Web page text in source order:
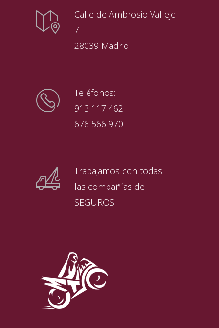
Calle de Ambrosio Vallejo
7
28039 Madrid
Teléfonos:
913 117 462
676 566 970
Trabajamos con todas
las compañías de
SEGUROS